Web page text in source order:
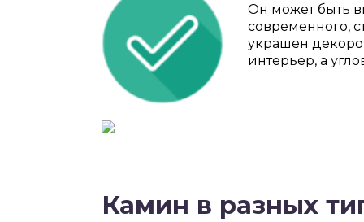
Он может быть
современного,
украшен
интерьер, а
Камин в разных